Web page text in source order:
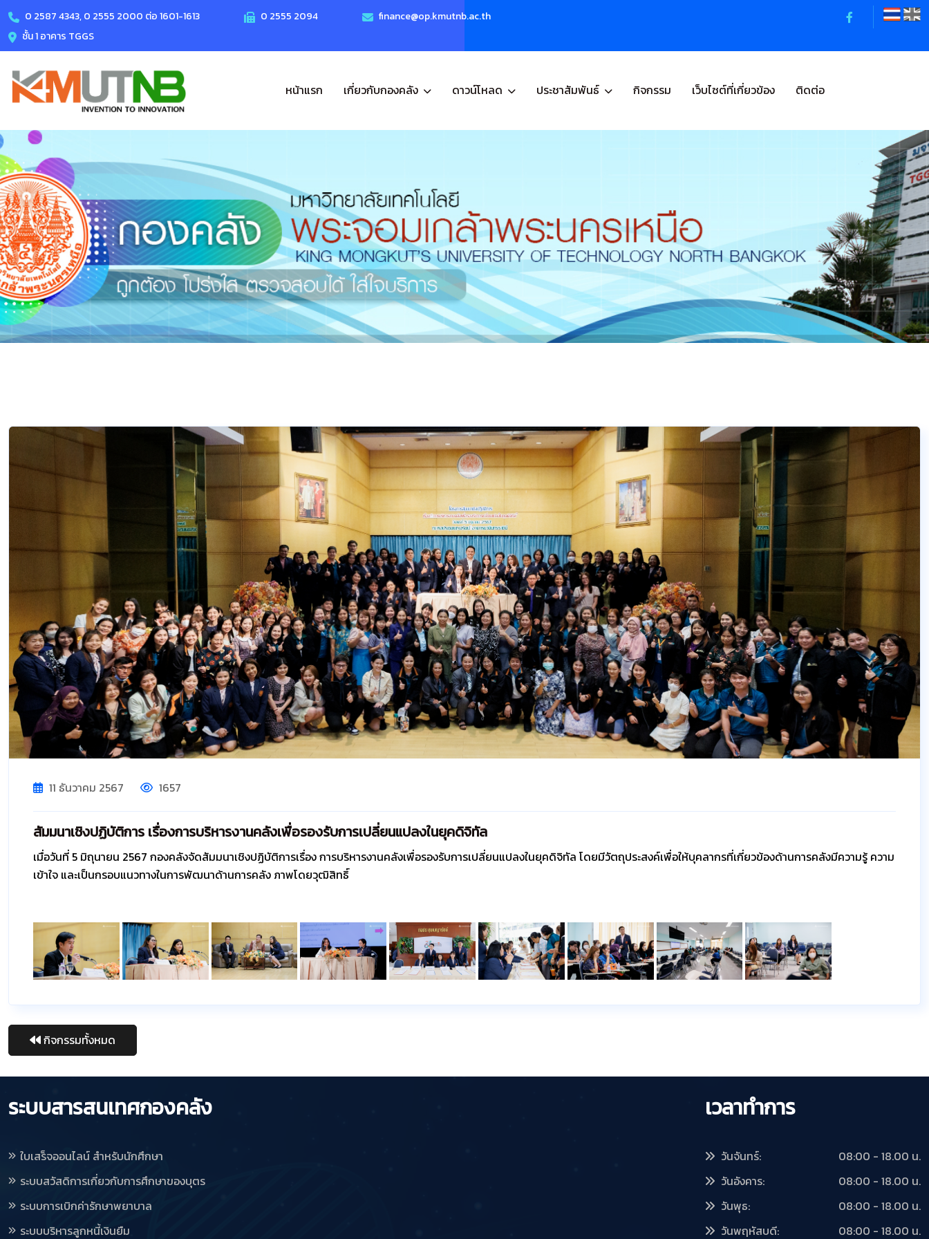
0 2587 4343, 0 2555 2000 ต่อ 1601-1613 0 2555 2094
finance@op.kmutnb.ac.th
ชั้น 1 อาคาร TGGS
หน้าแรก เกี่ยวกับกองคลัง ดาวน์โหลด ประชาสัมพันธ์ กิจกรรม เว็บไซต์ที่เกี่ยวข้อง ติดต่อ
11 ธันวาคม 2567 1657
สัมมนาเชิงปฏิบัติการ เรื่องการบริหารงานคลังเพื่อรองรับการเปลี่ยนแปลงในยุคดิจิทัล
เมื่อวันที่ 5 มิถุนายน 2567 กองคลังจัดสัมมนาเชิงปฏิบัติการเรื่อง การบริหารงานคลังเพื่อรองรับการเปลี่ยนแปลงในยุคดิจิทัล โดยมีวัตถุประสงค์เพื่อให้บุคลากรที่เกี่ยวข้องด้านการคลังมีความรู้ ความ
เข้าใจ และเป็นกรอบแนวทางในการพัฒนาด้านการคลัง ภาพโดยวุฒิสิทธิ์
กิจกรรมทั้งหมด
ระบบสารสนเทศกองคลัง
ใบเสร็จออนไลน์ สำหรับนักศึกษา
ระบบสวัสดิการเกี่ยวกับการศึกษาของบุตร
ระบบการเบิกค่ารักษาพยาบาล
ระบบบริหารลูกหนี้เงินยืม
เวลาทำการ
วันจันทร์:
08:00 - 18.00 น.
วันอังคาร:
08:00 - 18.00 น.
วันพุธ:
08:00 - 18.00 น.
วันพฤหัสบดี:
08:00 - 18.00 น.